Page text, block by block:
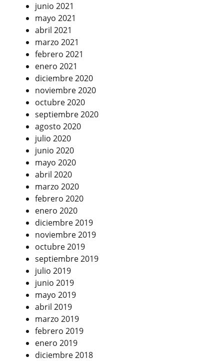
junio 2021
mayo 2021
abril 2021
marzo 2021
febrero 2021
enero 2021
diciembre 2020
noviembre 2020
octubre 2020
septiembre 2020
agosto 2020
julio 2020
junio 2020
mayo 2020
abril 2020
marzo 2020
febrero 2020
enero 2020
diciembre 2019
noviembre 2019
octubre 2019
septiembre 2019
julio 2019
junio 2019
mayo 2019
abril 2019
marzo 2019
febrero 2019
enero 2019
diciembre 2018